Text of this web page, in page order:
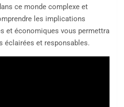
ce monde complexe et
les implications
et économiques vous permettra
éclairées et responsables.